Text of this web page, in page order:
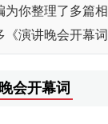
为你整理了多篇
演讲晚会开幕词
会开幕词